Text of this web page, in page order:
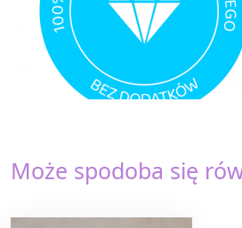
Może spodoba się